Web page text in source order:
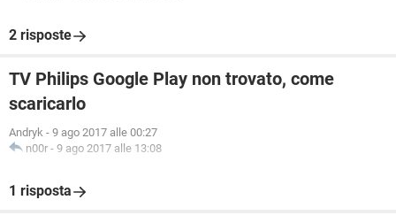
2 risposte
TV Philips Google Play non trovato, come
scaricarlo
Andryk - 9 ago 2017 alle 00:27
n00r - 9 ago 2017 alle 13:08
1 risposta